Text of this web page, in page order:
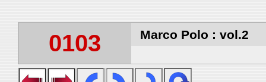
0103 Marco Polo : vol.2